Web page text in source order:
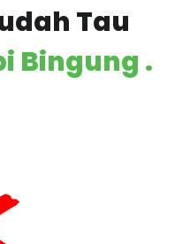
Tau
Bingung .